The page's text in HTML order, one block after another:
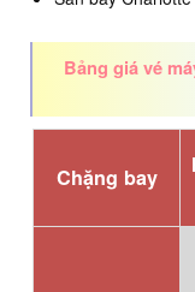
Bảng giá vé
Chặng bay